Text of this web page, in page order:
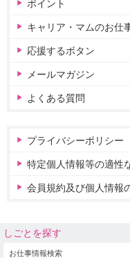
ポイント
キャリア・マムのお仕
応援するボタン
メールマガジン
よくある質問
プライバシーポリシー
特定個人情報等の適性
会員規約及び個人情報
しごとを探す
お仕事情報検索